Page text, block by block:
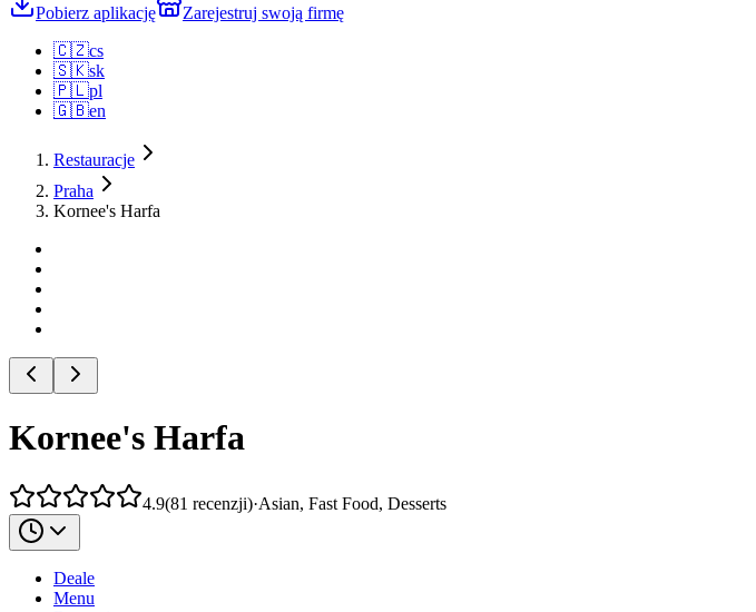
Pobierz aplikację
Zarejestruj swoją firmę
🇨🇿cs
🇸🇰sk
🇵🇱pl
🇬🇧en
Restauracje
Praha
Kornee's Harfa
Kornee's Harfa
4.9(81 recenzji)·Asian, Fast Food, Desserts
Deale
Menu